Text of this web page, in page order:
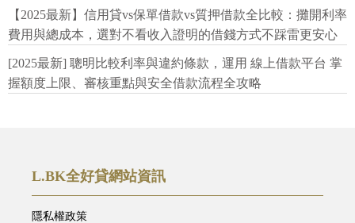
【2025最新】信用貸vs保單借款vs質押借款全比較：攤開利率
費用與總成本，選對不看收入證明的借錢方式不踩雷更安心
[2025最新] 聰明比較利率與違約條款，運用 線上借款平台 掌
握額度上限、審核重點與安全借款流程全攻略
L.BK全好貸網站資訊
隱私權政策